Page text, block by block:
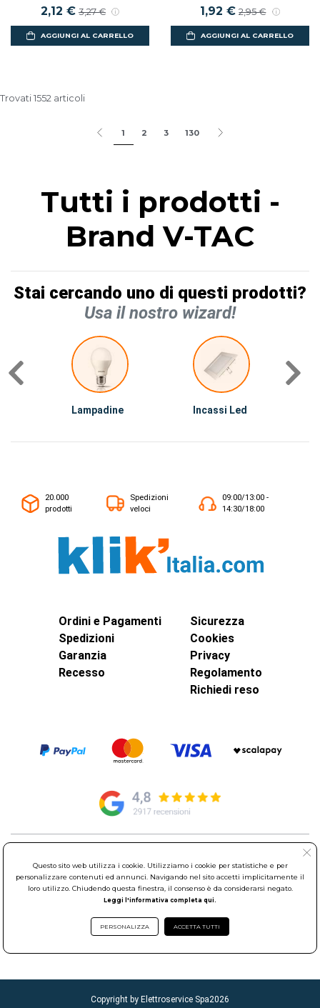
2,12 € 3,27 €
AGGIUNGI AL CARRELLO
1,92 € 2,95 €
AGGIUNGI AL CARRELLO
Trovati 1552 articoli
1 2 3 130
Tutti i prodotti -
Brand V-TAC
Stai cercando uno di questi prodotti?
Usa il nostro wizard!
Lampadine Incassi Led
20.000
prodotti
Spedizioni
veloci
09:00/13:00 -
14:30/18:00
Ordini e Pagamenti
Spedizioni
Garanzia
Recesso
Sicurezza
Cookies
Privacy
Regolamento
Richiedi reso
00015 Monterotondo Scalo (RM)
Partita Iva: 01586761007 - Codice Fiscale: 06634500588 Capitale
Sociale 1.600.000,00 Euro i.v. Iscritto al Registro delle Imprese di
Sede Operativa: Via Leonardo da Vinci, 40 - 00015 Monterotondo
Scalo (RM) - Telefono:06.90095358
Copyright by Elettroservice Spa2026
Questo sito web utilizza i cookie. Utilizziamo i cookie per statistiche e per
personalizzare contenuti ed annunci. Navigando nel sito accetti implicitamente il
loro utilizzo. Chiudendo questa finestra, il consenso è da considerarsi negato.
Leggi l'informativa completa qui.
PERSONALIZZA ACCETTA TUTTI